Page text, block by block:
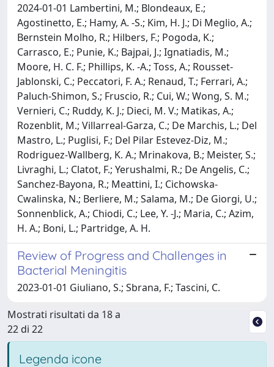
2024-01-01 Lambertini, M.; Blondeaux, E.;
Agostinetto, E.; Hamy, A. -S.; Kim, H. J.; Di Meglio, A.;
Bernstein Molho, R.; Hilbers, F.; Pogoda, K.;
Carrasco, E.; Punie, K.; Bajpai, J.; Ignatiadis, M.;
Moore, H. C. F.; Phillips, K. -A.; Toss, A.; Rousset-
Jablonski, C.; Peccatori, F. A.; Renaud, T.; Ferrari, A.;
Paluch-Shimon, S.; Fruscio, R.; Cui, W.; Wong, S. M.;
Vernieri, C.; Ruddy, K. J.; Dieci, M. V.; Matikas, A.;
Rozenblit, M.; Villarreal-Garza, C.; De Marchis, L.; Del
Mastro, L.; Puglisi, F.; Del Pilar Estevez-Diz, M.;
Rodriguez-Wallberg, K. A.; Mrinakova, B.; Meister, S.;
Livraghi, L.; Clatot, F.; Yerushalmi, R.; De Angelis, C.;
Sanchez-Bayona, R.; Meattini, I.; Cichowska-
Cwalinska, N.; Berliere, M.; Salama, M.; De Giorgi, U.;
Sonnenblick, A.; Chiodi, C.; Lee, Y. -J.; Maria, C.; Azim,
H. A.; Boni, L.; Partridge, A. H.
Review of Progress and Challenges in
Bacterial Meningitis
2023-01-01 Giuliano, S.; Sbrana, F.; Tascini, C.
Mostrati risultati da 18 a
22 di 22
Legenda icone